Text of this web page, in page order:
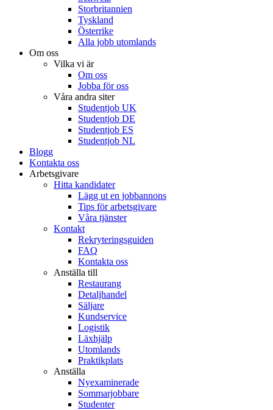
Storbritannien
Tyskland
Österrike
Alla jobb utomlands
Om oss
Vilka vi är
Om oss
Jobba för oss
Våra andra siter
Studentjob UK
Studentjob DE
Studentjob ES
Studentjob NL
Blogg
Kontakta oss
Arbetsgivare
Hitta kandidater
Lägg ut en jobbannons
Tips för arbetsgivare
Våra tjänster
Kontakt
Rekryteringsguiden
FAQ
Kontakta oss
Anställa till
Restaurang
Detaljhandel
Säljare
Kundservice
Logistik
Läxhjälp
Utomlands
Praktikplats
Anställa
Nyexaminerade
Sommarjobbare
Studenter